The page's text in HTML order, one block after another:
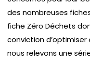
des nombreuses
fiche Zéro Déchets
conviction
nous relevons une